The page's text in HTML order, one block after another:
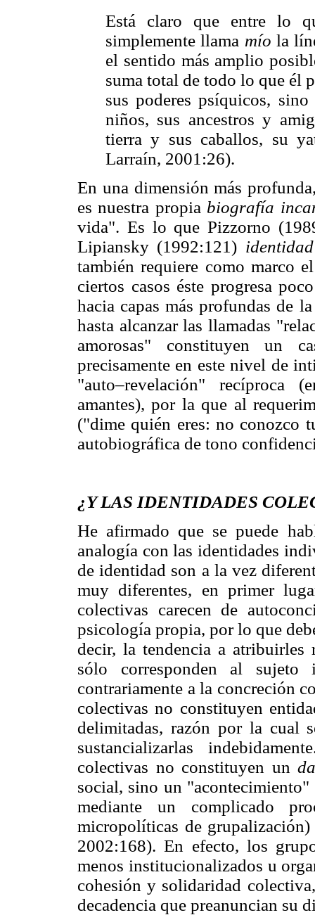
Está claro que entre lo
simplemente llama mío la
el sentido más amplio
suma total de todo lo que él
sus poderes psíquicos,
niños, sus ancestros y
tierra y sus caballos, su
Larraín, 2001:26).
En una dimensión más
es nuestra propia biografía
vida". Es lo que Pizzorno
Lipiansky (1992:121)
también requiere como marco
ciertos casos éste progresa
hacia capas más profundas de
hasta alcanzar las llamadas
amorosas" constituyen un
precisamente en este nivel de
"auto–revelación" recíproca
amantes), por la que al
("dime quién eres: no conozco
autobiográfica de tono
¿Y LAS IDENTIDADES
He afirmado que se puede
analogía con las identidades
de identidad son a la vez
muy diferentes, en primer
colectivas carecen de
psicología propia, por lo que
decir, la tendencia a atribuirles
sólo corresponden al sujeto
contrariamente a la concreción
colectivas no constituyen
delimitadas, razón por la cual
sustancializarlas
colectivas no constituyen un
social, sino un
mediante un complicado
micropolíticas de
2002:168). En efecto, los
menos institucionalizados u
cohesión y solidaridad
decadencia que preanuncian su